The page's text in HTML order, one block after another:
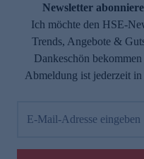
Newsletter
Ich möchte den HSE-
Trends, Angebote &
Dankeschön
Abmeldung ist jederzeit
E-Mail-Adresse eingeben